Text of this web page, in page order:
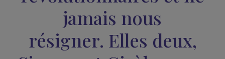
faisant payer le prix lourd de leur émancipation
Voilà pourquoi il est très important que
Télévisions entende notre demande d’un vrai débat
les droits des femmes. Si nous laissons les clefs du